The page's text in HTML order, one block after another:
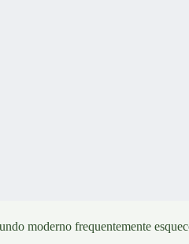
moderno frequentemente